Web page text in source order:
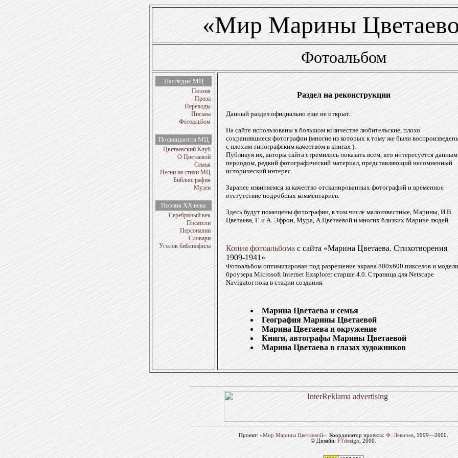
«Мир Марины
Фотоальбом
Наследие МЦ
Поэзия
Проза
Переводы
Письма
Фотоальбом
Посвящается МЦ
Цветаевский Клуб
О Цветаевой
Семья
Песни на стихи МЦ
Библиография
Музеи
Поэзия ХХ века
Серебряный век
Писатели
Персоналии
Словари
Уголок библиофила
Раздел на реконструкции
Данный раздел официально еще не открыт.
На сайте использованы в большом количестве любительские, плохо
сохранившиеся фотографии (многие из которых к тому же были
с плохим типографским качеством в книгах ).
Публикуя их, авторы сайта стремились показать всем, кто интересуется данным
периодом, редкий фотографический материал, представляющий несомненный
исторический интерес.
Заранее извиняемся за качество отсканированных фотографий и временное
отстутствие подробных комментариев.
Здесь будут помещены фотографии, в том числе малоизвестные, Марины, И.В.
Цветаева, Г. и А. Эфрон, Мура, А.Цветаевой и многих близких Марине людей.
Копия фотоальбомас сайта «Марина Цветаева. Стихотворения
1909-1941»
Фотоальбом оптимизирован под разрешение экрана 800х600 пикселов и модели
броузера Microsoft Internet Exsplorer старше 4.0. Страница для Netscape
Navigator пока в стадии создания.
Марина Цветаева и семья
География Марины Цветаевой
Марина Цветаева и окружение
Книги, автографы Марины Цветаевой
Марина Цветаева в глазах художников
Проект: «Мир Марины Цветаевой». Координатор проекта:Ф. Левичев, 1999—2000.
© Дизайн: FTdesign , 2000.